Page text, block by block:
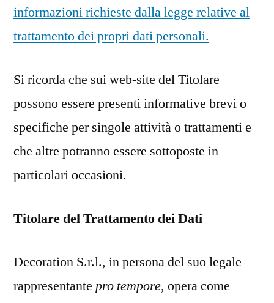
informazioni richieste dalla legge relative al
trattamento dei propri dati personali.
Si ricorda che sui web-site del Titolare
possono essere presenti informative brevi o
specifiche per singole attività o trattamenti e
che altre potranno essere sottoposte in
particolari occasioni.
Titolare del Trattamento dei Dati
Decoration S.r.l., in persona del suo legale
rappresentante pro tempore, opera come